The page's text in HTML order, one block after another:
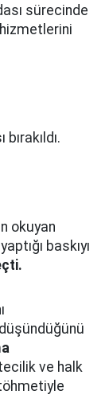
sürecinde
hizmetlerini
okuyan
baskıyı
ve halk